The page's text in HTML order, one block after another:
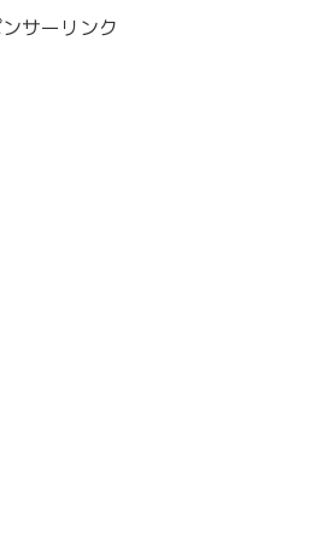
サーリンク